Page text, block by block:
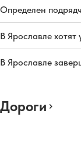
Определен
В Ярославле хотят
В Ярославле
Дороги